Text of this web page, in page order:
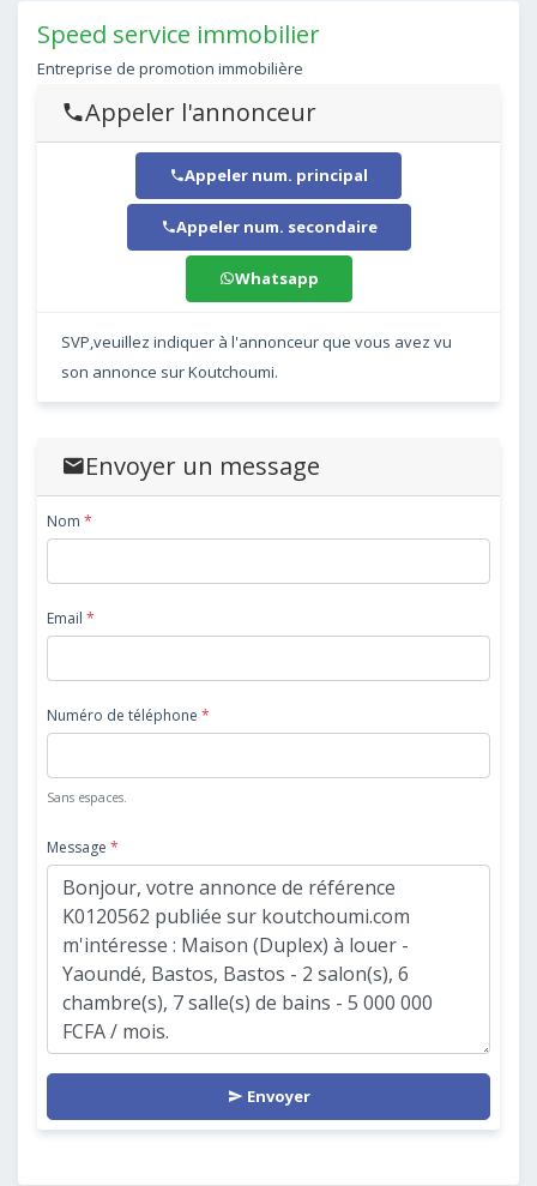
Speed service immobilier
Entreprise de promotion immobilière
Appeler l'annonceur
Appeler num. principal
Appeler num. secondaire
Whatsapp
SVP,veuillez indiquer à l'annonceur que vous avez vu
son annonce sur Koutchoumi.
Envoyer un message
Nom *
Email *
Numéro de téléphone *
Sans espaces.
Message *
Envoyer